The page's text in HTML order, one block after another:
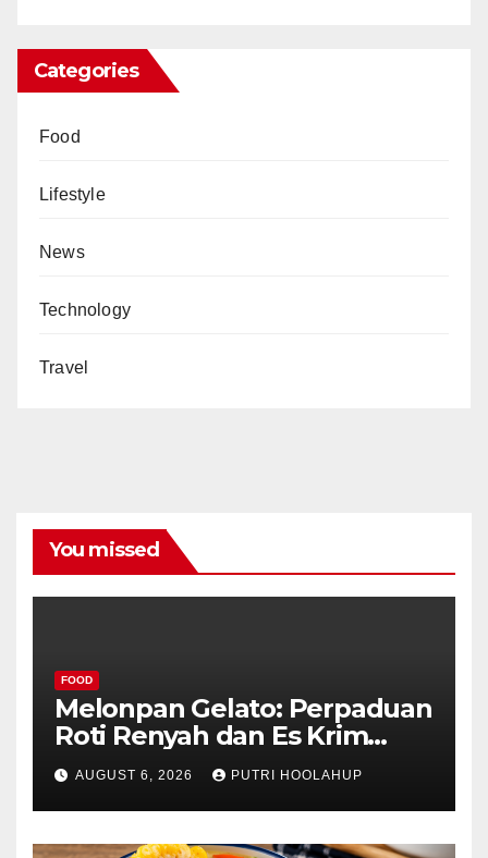
Categories
Food
Lifestyle
News
Technology
Travel
You missed
FOOD
Melonpan Gelato: Perpaduan
Roti Renyah dan Es Krim
Lembut yang Menggoda
AUGUST 6, 2026 PUTRI HOOLAHUP